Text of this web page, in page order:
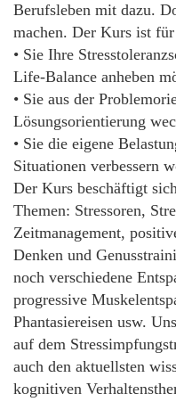
Berufsleben mit dazu.
machen. Der Kurs ist
• Sie Ihre
Life-Balance anheben
• Sie aus der
Lösungsorientierung
• Sie die eigene
Situationen verbessern
Der Kurs beschäftigt
Themen: Stressoren,
Zeitmanagement,
Denken und
noch verschiedene
progressive
Phantasiereisen usw.
auf dem
auch den aktuellsten
kognitiven